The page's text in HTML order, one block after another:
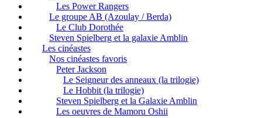
Les Power Rangers
Le groupe AB (Azoulay / Berda)
Le Club Dorothée
Steven Spielberg et la galaxie Amblin
Les cinéastes
Nos cinéastes favoris
Peter Jackson
Le Seigneur des anneaux (la trilogie)
Le Hobbit (la trilogie)
Steven Spielberg et la Galaxie Amblin
Les oeuvres de Mamoru Oshii